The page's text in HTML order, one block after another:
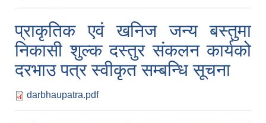
प्राकृतिक एवं खनिज जन्य बस्तुमा
निकासी शुल्क दस्तुर संकलन कार्यको
दरभाउ पत्र स्वीकृत सम्बन्धि सूचना
darbhaupatra.pdf